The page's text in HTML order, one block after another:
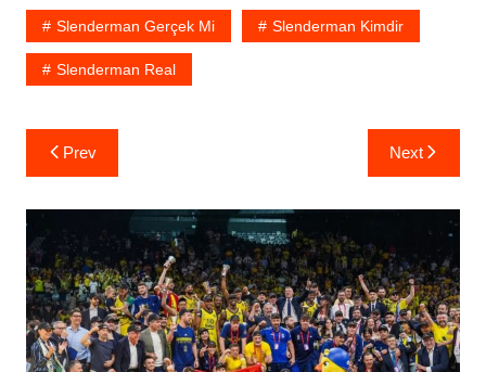
Slenderman Gerçek Mi Slenderman Kimdir
Slenderman Real
Yazı
gezinmesi
Prev Next